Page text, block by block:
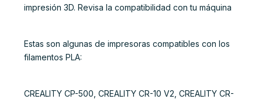
impresión 3D. Revisa la compatibilidad con tu máquina
Estas son algunas de impresoras compatibles con los
filamentos PLA:
CREALITY CP-500, CREALITY CR-10 V2, CREALITY CR-